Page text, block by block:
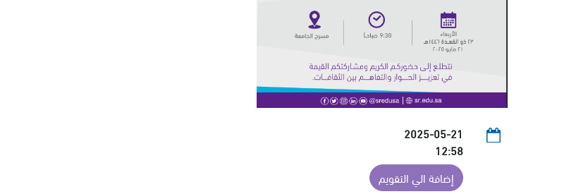
2025-05-21
12:58
إضافة الي التقويم